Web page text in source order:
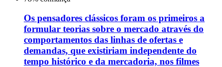
Os pensadores clássicos foram os primeiros a
formular teorias sobre o mercado através do
comportamentos das linhas de ofertas e
demandas, que existiriam independente do
tempo histórico e da mercadoria, nos filmes